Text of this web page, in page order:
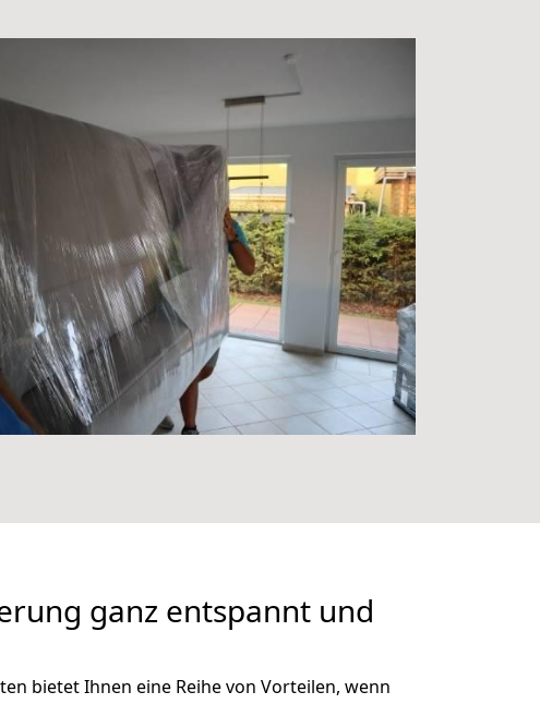
ganz entspannt und
bietet Ihnen eine Reihe von Vorteilen, wenn